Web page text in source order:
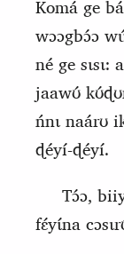
Komá ge
wɔɔgbɔ́ɔ
né ge sɩsɩ:
jaawʊ́
ńnɩ naárʊ
ɖéyí‑ɖéyí.
Tɔ́ɔ,
fɛ́yɩ́na